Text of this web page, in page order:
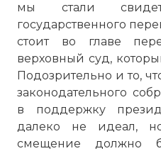
мы стали
государственного
стоит во главе
верховный суд,
Подозрительно и то,
законодательного
в поддержку
далеко не идеал,
смещение должно